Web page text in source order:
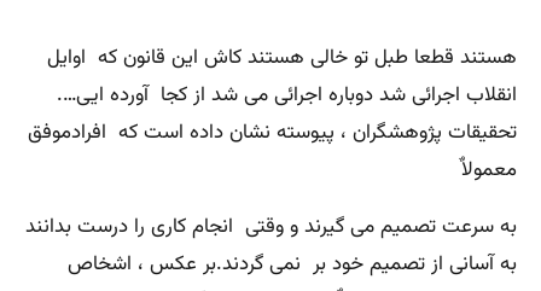
هستند قطعا طبل تو خالی هستند کاش این قانون که اوایل
انقلاب اجرائی شد دوباره اجرائی می شد از کجا آورده ایی….
تحقیقات پژوھشگران ، پیوسته نشان داده است که افرادموفق
معمولاٌ
به سرعت تصمیم می گیرند و وقتی انجام کاری را درست بدانند
به آسانی از تصمیم خود بر نمی گردند.بر عکس ، اشخاص